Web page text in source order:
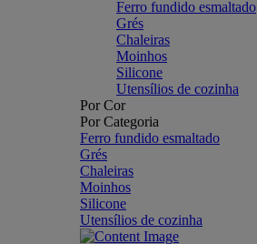
Ferro fundido esmaltado
Grés
Chaleiras
Moinhos
Silicone
Utensílios de cozinha
Por Cor
Por Categoria
Ferro fundido esmaltado
Grés
Chaleiras
Moinhos
Silicone
Utensílios de cozinha